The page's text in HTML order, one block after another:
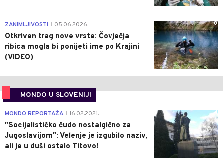
0
ZANIMLJIVOSTI 05.06.2026.
Otkriven trag nove vrste: Čovječja
ribica mogla bi ponijeti ime po Krajini
(VIDEO)
MONDO U SLOVENIJI
4
MONDO REPORTAŽA 16.02.2021.
"Socijalističko čudo nostalgično za
Jugoslavijom": Velenje je izgubilo naziv,
ali je u duši ostalo Titovo!